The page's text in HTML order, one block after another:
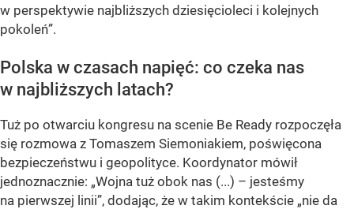
w perspektywie najbliższych dziesięcioleci i kolejnych
pokoleń”.
Polska w czasach napięć: co czeka nas
w najbliższych latach?
Tuż po otwarciu kongresu na scenie Be Ready rozpoczęła
się rozmowa z Tomaszem Siemoniakiem, poświęcona
bezpieczeństwu i geopolityce. Koordynator mówił
jednoznacznie: „Wojna tuż obok nas (...) – jesteśmy
na pierwszej linii”, dodając, że w takim kontekście „nie da